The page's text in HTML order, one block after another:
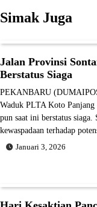
Simak Juga
Jalan Provinsi
Berstatus Siaga
PEKANBARU
Waduk PLTA Koto
pun saat ini berstatus siaga.
kewaspadaan terhadap
Januari 3, 2026